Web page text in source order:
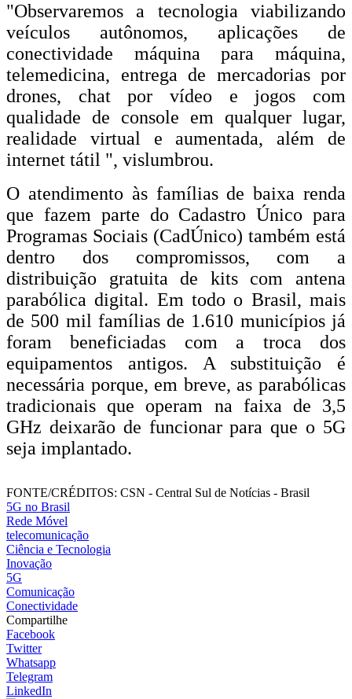
"Observaremos a tecnologia viabilizando
veículos autônomos, aplicações de
conectividade máquina para máquina,
telemedicina, entrega de mercadorias por
drones, chat por vídeo e jogos com
qualidade de console em qualquer lugar,
realidade virtual e aumentada, além de
internet tátil ", vislumbrou.
O atendimento às famílias de baixa renda
que fazem parte do Cadastro Único para
Programas Sociais (CadÚnico) também está
dentro dos compromissos, com a
distribuição gratuita de kits com antena
parabólica digital. Em todo o Brasil, mais
de 500 mil famílias de 1.610 municípios já
foram beneficiadas com a troca dos
equipamentos antigos. A substituição é
necessária porque, em breve, as parabólicas
tradicionais que operam na faixa de 3,5
GHz deixarão de funcionar para que o 5G
seja implantado.
FONTE/CRÉDITOS: CSN - Central Sul de Notícias - Brasil
5G no Brasil
Rede Móvel
telecomunicação
Ciência e Tecnologia
Inovação
5G
Comunicação
Conectividade
Compartilhe
Facebook
Twitter
Whatsapp
Telegram
LinkedIn